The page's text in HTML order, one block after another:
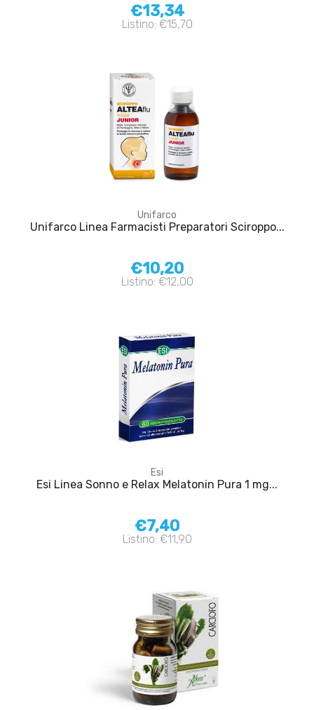
€13,34
Listino: €15,70
Unifarco
Unifarco Linea Farmacisti Preparatori Sciroppo...
€10,20
Listino: €12,00
Esi
Esi Linea Sonno e Relax Melatonin Pura 1 mg...
€7,40
Listino: €11,90